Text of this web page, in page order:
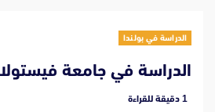
الدراسة في بولندا
الدراسة في جامعة فيستولا
‫1 دقيقة للقراءة